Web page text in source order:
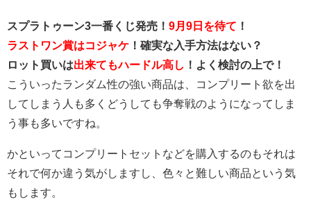
スプラトゥーン3一番くじ発売！ 9月9日を待て ！
ラストワン賞はコジャケ ！確実な入手方法はない？
ロット買いは出来てもハードル高し ！よく検討の上で！
こういったランダム性の強い商品は、コンプリート欲を出
してしまう人も多くどうしても争奪戦のようになってしま
う事も多いですね。
かといってコンプリートセットなどを購入するのもそれは
それで何か違う気がしますし、色々と難しい商品という気
もします。